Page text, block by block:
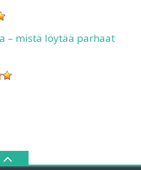
– mistä löytää parhaat